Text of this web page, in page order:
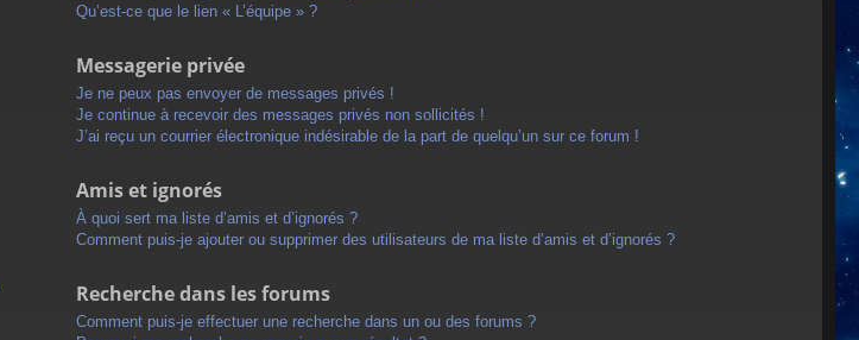
Qu’est-ce que le lien « L’équipe » ?
Messagerie privée
Je ne peux pas envoyer de messages privés !
Je continue à recevoir des messages privés non sollicités !
J’ai reçu un courrier électronique indésirable de la part de quelqu’un sur ce forum !
Amis et ignorés
À quoi sert ma liste d’amis et d’ignorés ?
Comment puis-je ajouter ou supprimer des utilisateurs de ma liste d’amis et d’ignorés ?
Recherche dans les forums
Comment puis-je effectuer une recherche dans un ou des forums ?